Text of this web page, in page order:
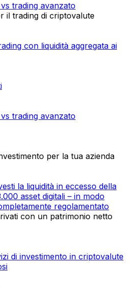
trading avanzato
il trading di criptovalute
con liquidità aggregata ai
trading avanzato
per la tua azienda
la liquidità in eccesso della
asset digitali – in modo
regolamentato
con un patrimonio netto
di investimento in criptovalute